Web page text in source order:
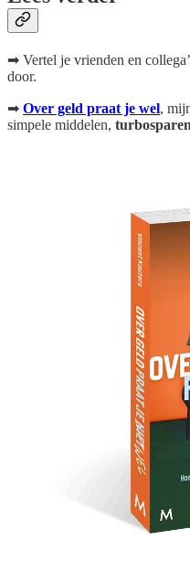
➡ Vertel je vrienden en
door.
➡ Over geld praat je wel,
simpele middelen, turbosparen